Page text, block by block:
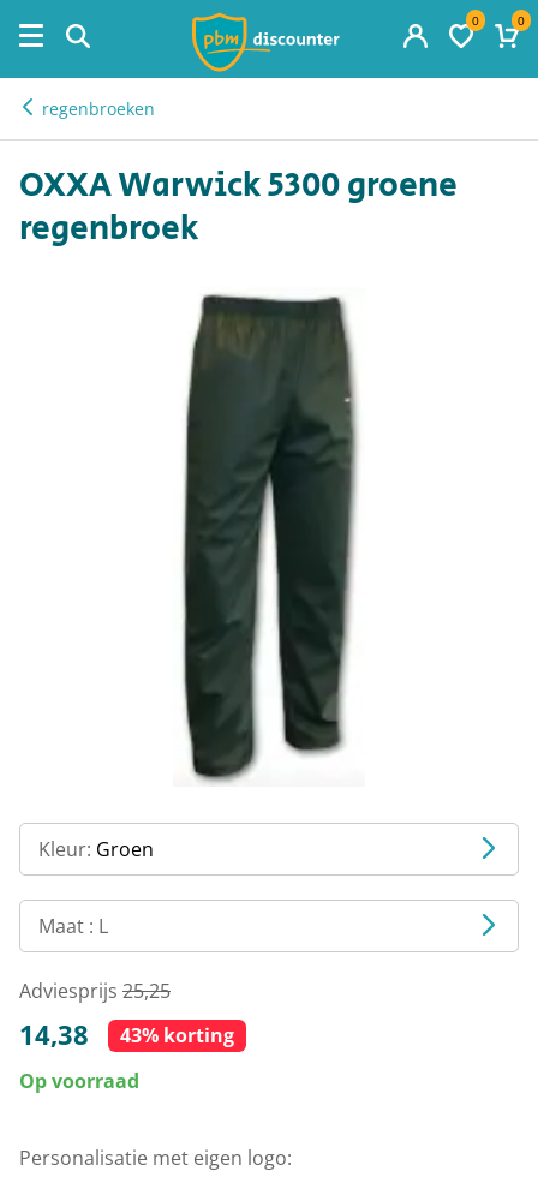
naar hoofdinhoud
0 0
regenbroeken
OXXA Warwick 5300 groene
regenbroek
Kleur: Groen
Maat : L
Adviesprijs 25,25
14,38
43% korting
Op voorraad
Personalisatie met eigen logo: